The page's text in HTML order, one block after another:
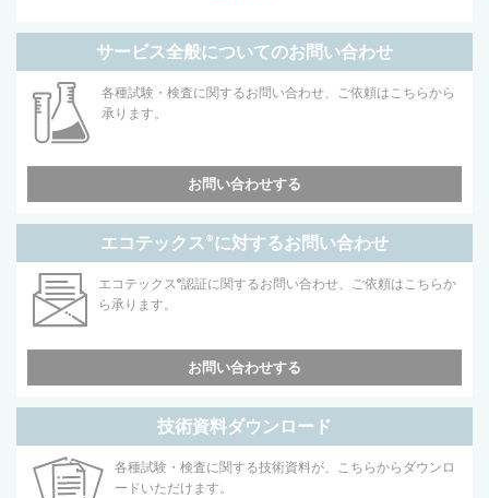
サービス全般についてのお問い合わせ
各種試験・検査に関するお問い合わせ、ご依頼はこちらから
承ります。
お問い合わせする
エコテックス®に対するお問い合わせ
エコテックス®認証に関するお問い合わせ、ご依頼はこちらか
ら承ります。
お問い合わせする
技術資料ダウンロード
各種試験・検査に関する技術資料が、こちらからダウンロ
ードいただけます。